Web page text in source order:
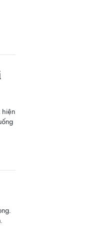
hiện